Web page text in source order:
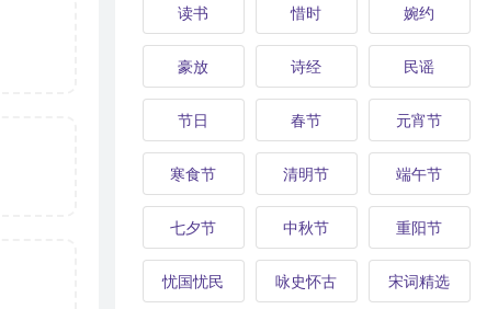
读书 惜时 婉约
豪放 诗经 民谣
节日 春节 元宵节
寒食节 清明节 端午节
七夕节 中秋节 重阳节
忧国忧民 咏史怀古 宋词精选